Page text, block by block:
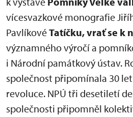
vícesvazkové monografie
PavlíkovéTatíčku, vrať se k
významného výročí a
i Národní památkový ústav.
společnost připomínala 30
revoluce. NPÚ tři desetiletí
společnosti připomněl